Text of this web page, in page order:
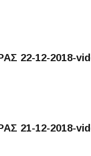
22-12-2018-
21-12-2018-